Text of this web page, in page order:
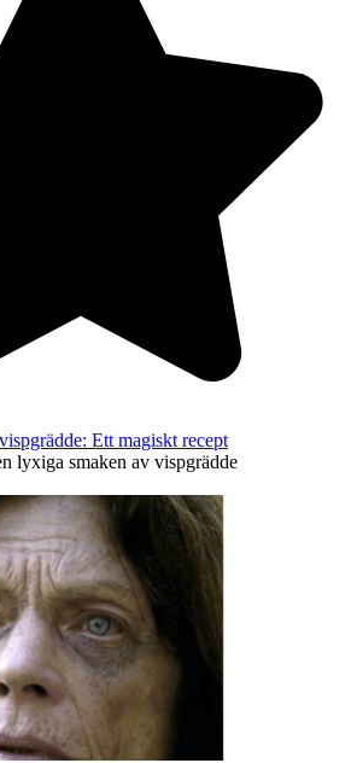
Ett magiskt recept
lyxiga smaken av vispgrädde